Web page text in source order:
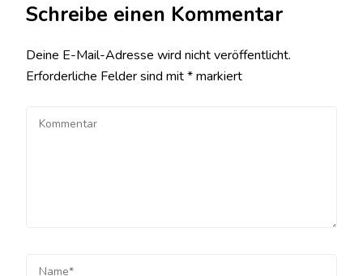
Schreibe einen Kommentar
Deine E-Mail-Adresse wird nicht veröffentlicht.
Erforderliche Felder sind mit*markiert